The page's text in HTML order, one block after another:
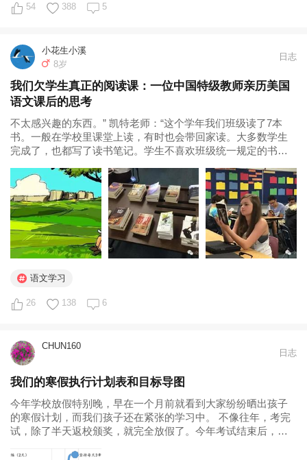
54 388 5
小花生小溪
8岁
日志
我们欠学生真正的阅读课：一位中国特级教师亲历美国
语文课后的思考
不太感兴趣的东西。” 凯特老师：“这个学年我们班级读了7本
书。一般在学校里课堂上读，有时也会带回家读。大多数学生
完成了，也都写了读书笔记。学生不喜欢班级统一规定的书，
然不能指望学生都喜欢我选的书。学生阅读遇到困难，我就让
他们去看参考书，或听朗读版...
语文学习
26 138 6
CHUN160
日志
我们的寒假执行计划表和目标导图
今年学校放假特别晚，早在一个月前就看到大家纷纷晒出孩子
的寒假计划，而我们孩子还在紧张的学习中。 不像往年，考完
试，除了半天返校颁奖，就完全放假了。今年考试结束后，还